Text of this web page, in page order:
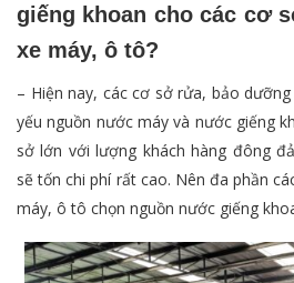
giếng khoan cho các cơ
xe máy, ô tô?
– Hiện nay, các cơ sở rửa, bảo
yếu nguồn nước máy và nước giếng
sở lớn với lượng khách hàng đông
sẽ tốn chi phí rất cao. Nên đa phần
máy, ô tô chọn nguồn nước giếng